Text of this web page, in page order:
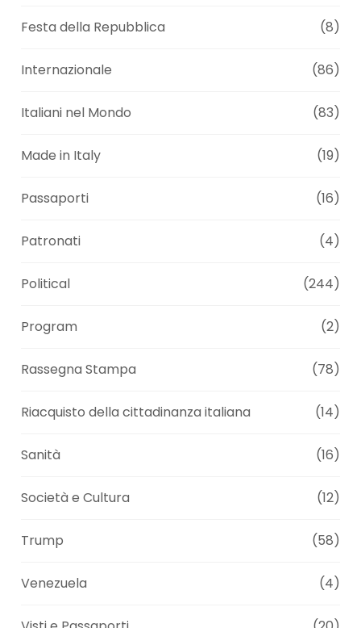
Festa della Repubblica (8)
Internazionale (86)
Italiani nel Mondo (83)
Made in Italy (19)
Passaporti (16)
Patronati (4)
Political (244)
Program (2)
Rassegna Stampa (78)
Riacquisto della cittadinanza italiana (14)
Sanità (16)
Società e Cultura (12)
Trump (58)
Venezuela (4)